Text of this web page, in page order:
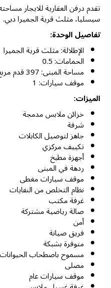
سيسليا، مثلث قرية الجميرا دبي.
تفاصيل الوحدة:
الإطلالة: مثلث قرية الجميرا
الحمامات: 0.5
مساحة المبنى: 397 قدم مربع
موقف سيارات: 1
الميزات:
خزائن ملابس مدمجة
شرفة
جاهز لتوصيل الكابلات
تكييف مركزي
أجهزة مطبخ
ردهة في المبنى
موقف سيارات مغطى
نظام التخلص من النفايات
غرفة مكتب
صالة رياضية مشتركة
أمن
فريق صيانة
متوفرة بشبكة
مسموح باصطحاب الحيوانات
مصلى
موقف سيارات عام